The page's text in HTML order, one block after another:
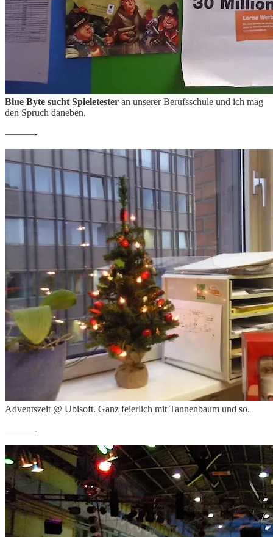
Blue Byte sucht Spieletester an unserer Berufsschule und ich mag
den Spruch daneben.
———-
Adventszeit @ Ubisoft. Ganz feierlich mit Tannenbaum und so.
———-